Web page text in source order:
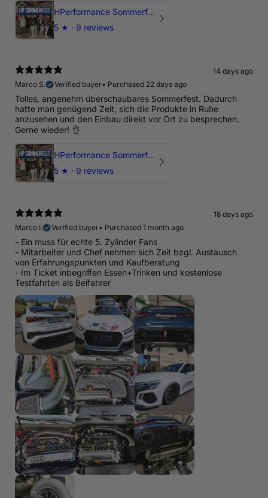
HPerformance Sommerfest 2026
5 ★ · 9 reviews
14 days ago
Marco S.
Verified buyer• Purchased 22 days ago
Tolles, angenehm überschaubares Sommerfest. Dadurch
hatte man genügend Zeit, sich die Produkte in Ruhe
anzusehen und den Einbau direkt vor Ort zu besprechen.
Gerne wieder! 👌
HPerformance Sommerfest 2026
5 ★ · 9 reviews
18 days ago
Marco I.
Verified buyer• Purchased 1 month ago
- Ein muss für echte 5. Zylinder Fans
- Mitarbeiter und Chef nehmen sich Zeit bzgl. Austausch
von Erfahrungspunkten und Kaufberatung
- Im Ticket inbegriffen Essen+Trinken und kostenlose
Testfahrten als Beifahrer